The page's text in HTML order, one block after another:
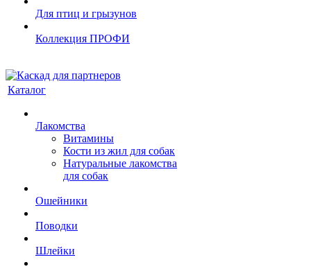
Для птиц и грызунов
Коллекция ПРОФИ
Каталог
Лакомства
Витамины
Кости из жил для собак
Натуральные лакомства
для собак
Ошейники
Поводки
Шлейки